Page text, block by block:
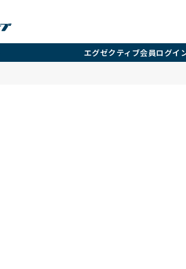
エグゼクティブ会員ログイ